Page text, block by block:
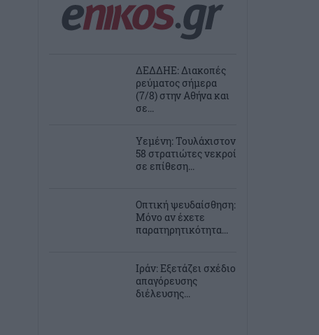
ΔΕΔΔΗΕ: Διακοπές
ρεύματος σήμερα
(7/8) στην Αθήνα και
σε...
Υεμένη: Τουλάχιστον
58 στρατιώτες νεκροί
σε επίθεση...
Οπτική ψευδαίσθηση:
Μόνο αν έχετε
παρατηρητικότητα...
Ιράν: Εξετάζει σχέδιο
απαγόρευσης
διέλευσης...